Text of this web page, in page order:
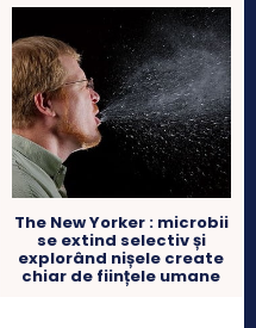
The New Yorker : microbii
se extind selectiv și
explorând nișele create
chiar de ființele umane